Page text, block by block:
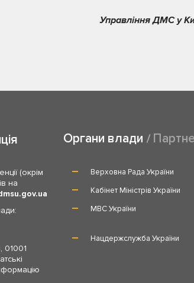
Управління ДМС у
(окрім
на
01001
Органи влади
Верховна Рада України
Кабінет Міністрів України
МВС України
Нацдержслужба України